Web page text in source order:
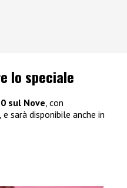
lo speciale
sul Nove , con
, e sarà disponibile anche in